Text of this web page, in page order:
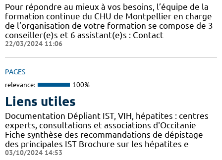
Pour répondre au mieux à vos besoins, l’équipe de la
formation continue du CHU de Montpellier en charge
de l’organisation de votre formation se compose de 3
conseiller(e)s et 6 assistant(e)s : Contact
22/03/2024 11:06
PAGES
relevance: 100%
Liens utiles
Documentation Dépliant IST, VIH, hépatites : centres
experts, consultations et associations d'Occitanie
Fiche synthèse des recommandations de dépistage
des principales IST Brochure sur les hépatites e
03/10/2024 14:53